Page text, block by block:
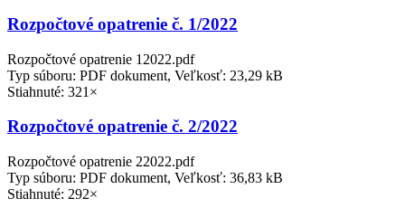
Rozpočtové opatrenie č. 1/2022
Rozpočtové opatrenie 12022.pdf
Typ súboru: PDF dokument, Veľkosť: 23,29 kB
Stiahnuté: 321×
Rozpočtové opatrenie č. 2/2022
Rozpočtové opatrenie 22022.pdf
Typ súboru: PDF dokument, Veľkosť: 36,83 kB
Stiahnuté: 292×